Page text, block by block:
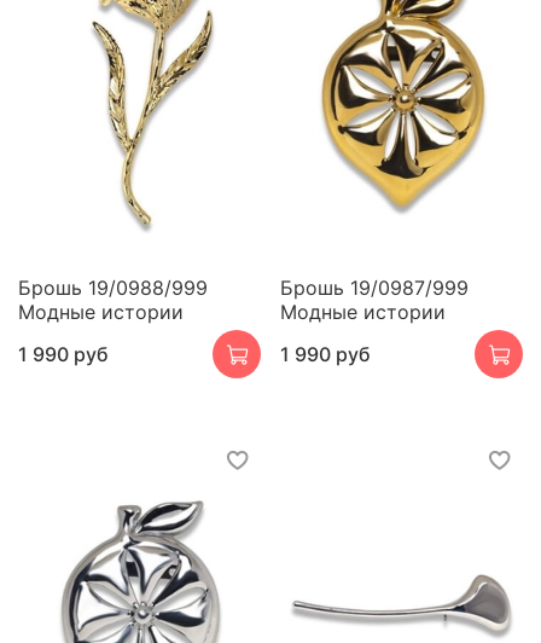
Брошь 19/0988/999
Модные истории
1 990 руб
Брошь 19/0987/999
Модные истории
1 990 руб